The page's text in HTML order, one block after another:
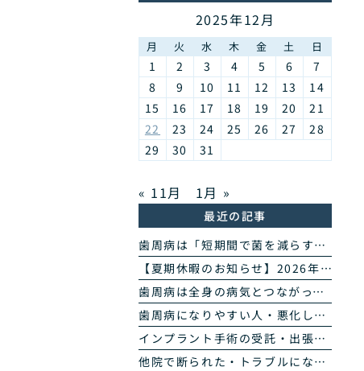
2025年12月
月 火 水 木 金 土 日
1 2 3 4 5 6
7
8
9 10 11 12 13
14
15
16 17 18 19 20
21
22
23 24 25 26 27
28
29
30 31
« 11月 1月 »
最近の記事
歯周病は「短期間で菌を減らす」治療へ｜当院の歯周病除菌プログラム
【夏期休暇のお知らせ】2026年8月11日(火・祝)〜16日(日)
歯周病は全身の病気とつながっています｜糖尿病・心臓・誤嚥性肺炎・認知症との関係｜名古屋・栄の高山歯科室
歯周病になりやすい人・悪化しやすい人｜生活習慣・持病・お薬のリスク因子｜名古屋・栄の高山歯科室
インプラント手術の受託・出張オペのご案内｜歯科医師の先生方へ
他院で断られた・トラブルになったインプラントのご相談